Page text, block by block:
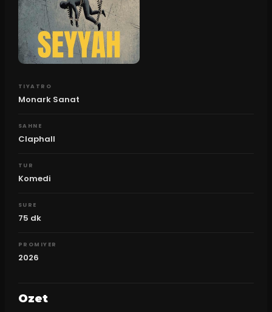
TIYATRO
Monark Sanat
SAHNE
Claphall
TUR
Komedi
SURE
75 dk
PROMIYER
2026
Ozet